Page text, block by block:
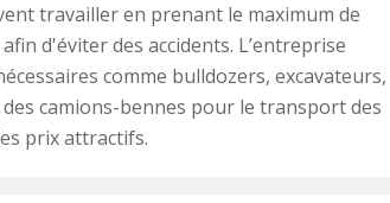
travailler en prenant le maximum de
d'éviter des accidents. L’entreprise
comme bulldozers, excavateurs,
camions-bennes pour le transport des
prix attractifs.